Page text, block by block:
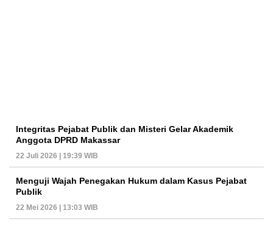
Integritas Pejabat Publik dan Misteri Gelar Akademik
Anggota DPRD Makassar
22 Juli 2026 | 19:39 WIB
Menguji Wajah Penegakan Hukum dalam Kasus Pejabat
Publik
22 Mei 2026 | 13:03 WIB